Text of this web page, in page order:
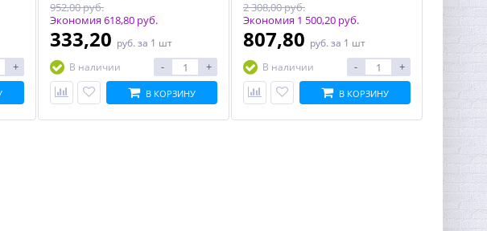
+
952,00 руб.
Экономия 618,80 руб.
333,20 руб. за 1 шт
В наличии
- +
В КОРЗИНУ
2 308,00 руб.
Экономия 1 500,20 руб.
807,80 руб. за 1 шт
В наличии
- +
В КОРЗИНУ